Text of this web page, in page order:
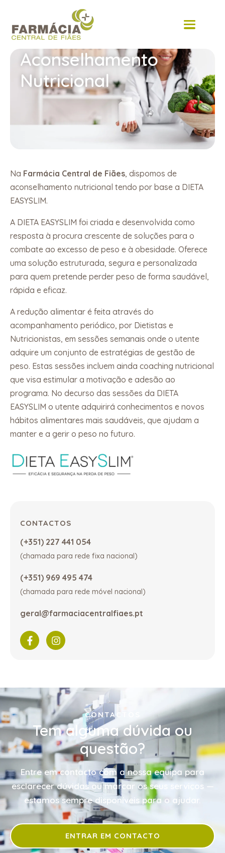
Aconselhamento
Nutricional
Na Farmácia Central de Fiães, dispomos de
aconselhamento nutricional tendo por base a DIETA
EASYSLIM.
A DIETA EASYSLIM foi criada e desenvolvida como
resposta à procura crescente de soluções para o
combate ao excesso de peso e à obesidade. Oferece
uma solução estruturada, segura e personalizada
para quem pretende perder peso de forma saudável,
rápida e eficaz.
A redução alimentar é feita através do
acompanhamento periódico, por Dietistas e
Nutricionistas, em sessões semanais onde o utente
adquire um conjunto de estratégias de gestão de
peso. Estas sessões incluem ainda coaching nutricional
que visa estimular a motivação e adesão ao
programa. No decurso das sessões da DIETA
EASYSLIM o utente adquirirá conhecimentos e novos
hábitos alimentares mais saudáveis, que ajudam a
manter e a gerir o peso no futuro.
CONTACTOS
(+351) 227 441 054
(chamada para rede fixa nacional)
(+351) 969 495 474
(chamada para rede móvel nacional)
geral@farmaciacentralfiaes.pt
CONTACTOS
Tem alguma dúvida ou
questão?
Entre em contacto com a nossa equipa para
esclarecer dúvidas ou marcar os seus serviços —
estamos sempre disponíveis para o ajudar.
ENTRAR EM CONTACTO